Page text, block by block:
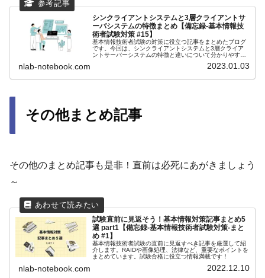
シンクライアントシステムと3層クライアントサ
ーバシステムの特徴まとめ【備忘録-基本情報技
術者試験対策 #15】
基本情報技術者試験の対策に役立つ記事をまとめたブログ
です。今回は、シンクライアントシステムと3層クライア
ントサーバーシステムの特徴と違いについて分かりやすく
nlab-notebook.com 2023.01.03
その他まとめ記事
その他のまとめ記事も是非！直前は必死にあがきましょう
～
試験直前に見返そう！基本情報対策記事まとめ5
選 part1【備忘録-基本情報技術者試験対策-まと
め #1】
基本情報技術者試験の直前に見返すべき記事を厳選して紹
介します。RAIDや画像処理、法律など、重要なポイントを
まとめています。試験合格に役立つ情報満載です！
nlab-notebook.com 2022.12.10